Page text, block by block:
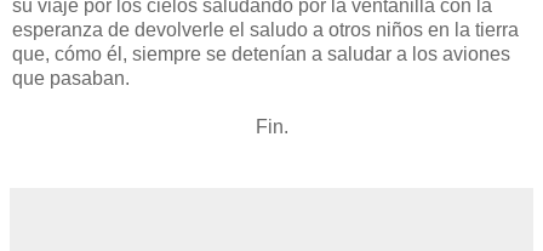
su viaje por los cielos saludando por la ventanilla con la
esperanza de devolverle el saludo a otros niños en la tierra
que, cómo él, siempre se detenían a saludar a los aviones
que pasaban.
Fin.